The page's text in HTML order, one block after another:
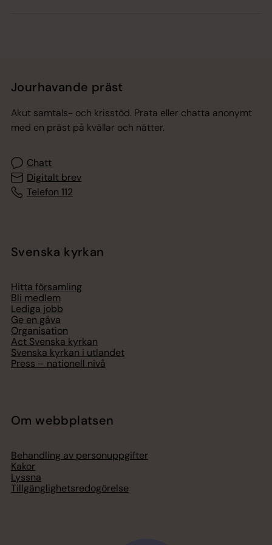
Jourhavande präst
Akut samtals- och krisstöd. Prata eller chatta anonymt
med en präst på kvällar och nätter.
Chatt
Digitalt brev
Telefon 112
Svenska kyrkan
Hitta församling
Bli medlem
Lediga jobb
Ge en gåva
Organisation
Act Svenska kyrkan
Svenska kyrkan i utlandet
Press – nationell nivå
Om webbplatsen
Behandling av personuppgifter
Kakor
Lyssna
Tillgänglighetsredogörelse